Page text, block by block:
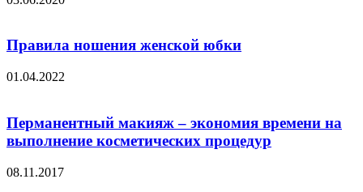
Правила ношения женской юбки
01.04.2022
Перманентный макияж – экономия времени на
выполнение косметических процедур
08.11.2017